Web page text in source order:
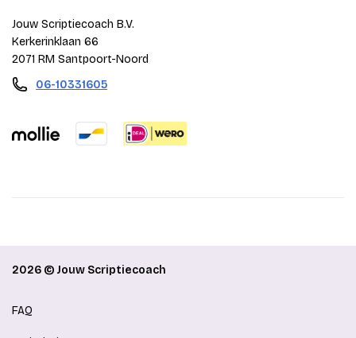
Jouw Scriptiecoach B.V.
Kerkerinklaan 66
2071 RM Santpoort-Noord
06-10331605
2026 © Jouw Scriptiecoach
FAQ